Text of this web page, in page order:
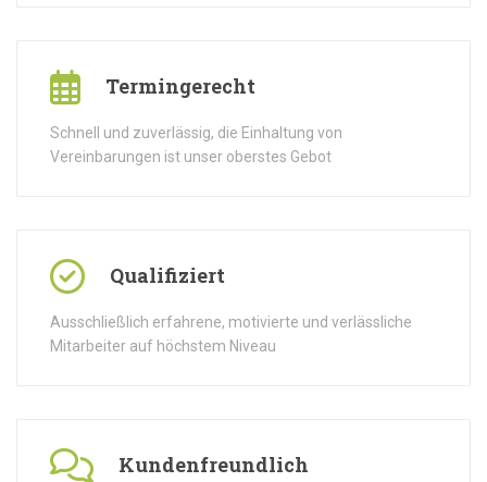
Termingerecht
Schnell und zuverlässig, die Einhaltung von
Vereinbarungen ist unser oberstes Gebot
Qualifiziert
Ausschließlich erfahrene, motivierte und verlässliche
Mitarbeiter auf höchstem Niveau
Kundenfreundlich